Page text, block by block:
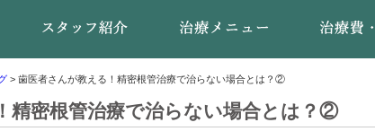
クリニック概要(初めての方へ)
スタッフ紹介 治療メニュー
> 歯医者さんが教える！精密根管治療で治らない場合とは？②
精密根管治療で治らない場合とは？②